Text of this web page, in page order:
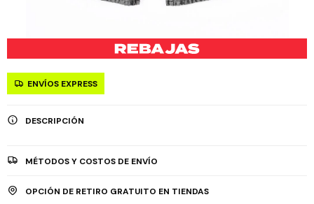
ENVÍOS EXPRESS
DESCRIPCIÓN
MÉTODOS Y COSTOS DE ENVÍO
OPCIÓN DE RETIRO GRATUITO EN TIENDAS